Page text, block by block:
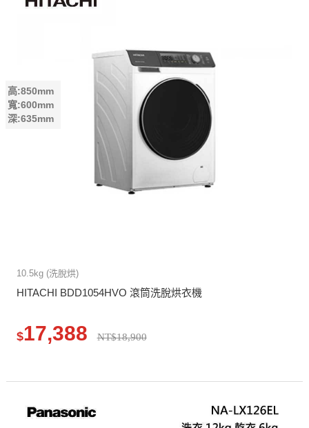
高:850mm
寬:600mm
深:635mm
10.5kg (洗脫烘)
HITACHI BDD1054HVO 滾筒洗脫烘衣機
$17,388 NT$18,900